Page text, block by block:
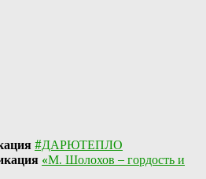
#ДАРЮТЕПЛО
«М. Шолохов – гордость и